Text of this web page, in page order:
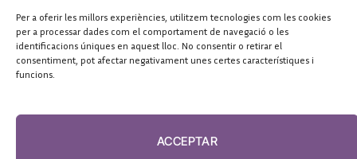
Per a oferir les millors experiències, utilitzem tecnologies com les cookies
per a processar dades com el comportament de navegació o les
identificacions úniques en aquest lloc. No consentir o retirar el
consentiment, pot afectar negativament unes certes característiques i
funcions.
ACCEPTAR
FUNDACIÓ